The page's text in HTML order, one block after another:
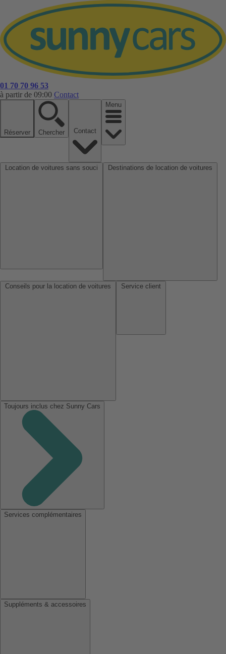
01 70 70 96 53
à partir de 09:00 Contact
Réserver Chercher
Menu
Toujours inclus chez Sunny Cars
Services complémentaires
Suppléments & accessoires